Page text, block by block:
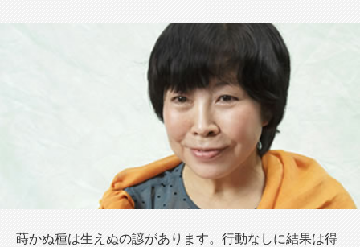
蒔かぬ種は生えぬの諺があります。行動なしに結果は得